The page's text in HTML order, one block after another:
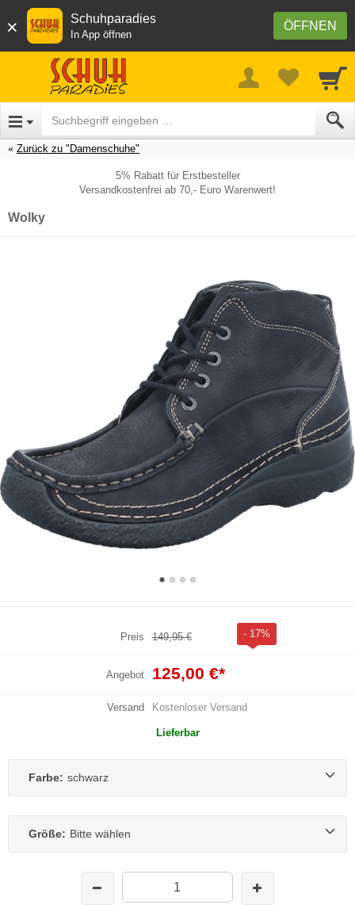
× ÖFFNEN
Schuhparadies
In App öffnen
Zurück zu "Damenschuhe"
5% Rabatt für Erstbesteller
Versandkostenfrei ab 70,- Euro Warenwert!
Wolky
Preis 149,95 € - 17%
Angebot 125,00 €*
Versand Kostenloser Versand
Lieferbar
Farbe: schwarz
Größe: Bitte wählen